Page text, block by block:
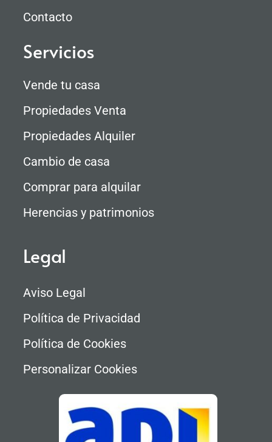
Contacto
Servicios
Vende tu casa
Propiedades Venta
Propiedades Alquiler
Cambio de casa
Comprar para alquilar
Herencias y patrimonios
Legal
Aviso Legal
Política de Privacidad
Política de Cookies
Personalizar Cookies